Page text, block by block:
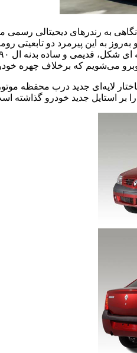
به این پیرمرد دو تابعیتی
می‌شویم که برخلاف چهره
بر استایل جدید خودرو گذاشته